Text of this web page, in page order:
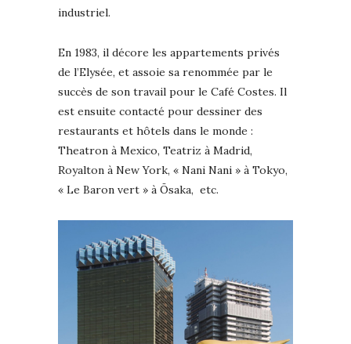
industriel.
En 1983, il décore les appartements privés
de l’Elysée, et assoie sa renommée par le
succès de son travail pour le Café Costes. Il
est ensuite contacté pour dessiner des
restaurants et hôtels dans le monde :
Theatron à Mexico, Teatriz à Madrid,
Royalton à New York, « Nani Nani » à Tokyo,
« Le Baron vert » à Ōsaka, etc.